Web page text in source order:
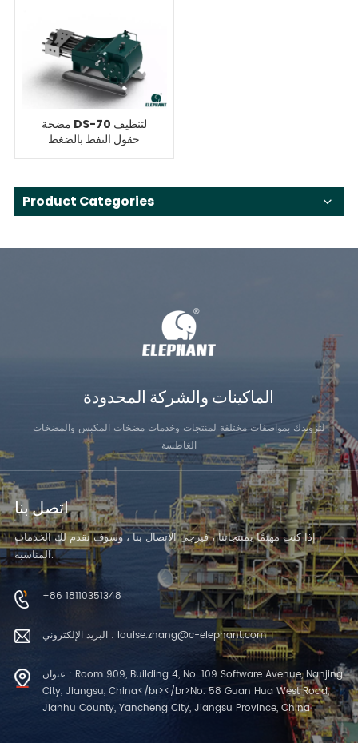
مضخة DS-70 لتنظيف
حقول النفط بالضغط
العالي لتعدين الفحم
Product Categories
الماكينات والشركة المحدودة
لتزويدك بمواصفات مختلفة لمنتجات وخدمات مضخات المكبس والمضخات
الغاطسة
اتصل بنا
إذا كنت مهتمًا بمنتجاتنا ، فيرجى الاتصال بنا ، وسوف نقدم لك الخدمات
المناسبة.
+86 18110351348
البريد الإلكتروني : louise.zhang@c-elephant.com
عنوان : Room 909, Building 4, No. 109 Software Avenue, Nanjing
City, Jiangsu, China</br></br>No. 58 Guan Hua West Road,
Jianhu County, Yancheng City, Jiangsu Province, China